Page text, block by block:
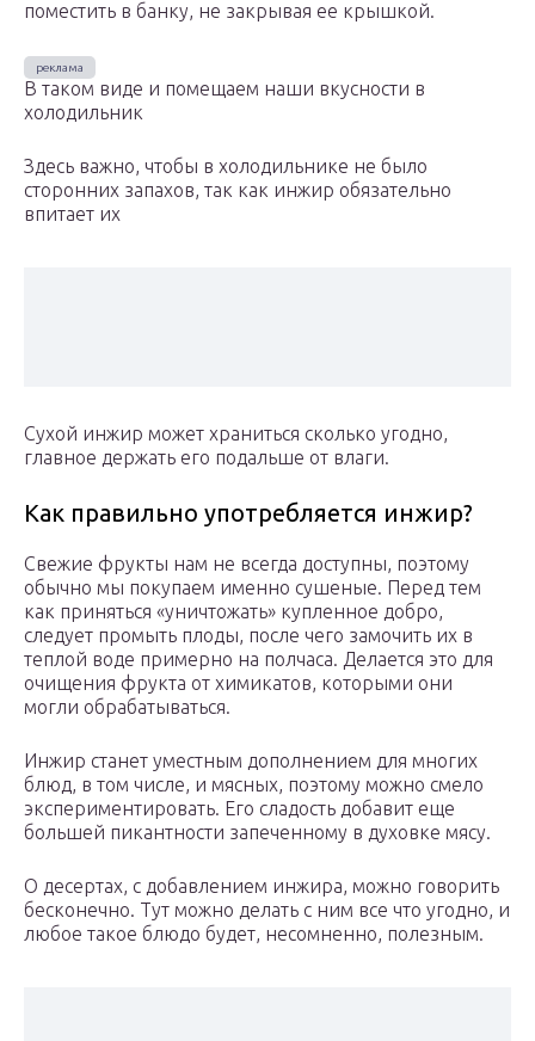
поместить в банку, не закрывая ее крышкой.
В таком виде и помещаем наши вкусности в
холодильник
Здесь важно, чтобы в холодильнике не было
сторонних запахов, так как инжир обязательно
впитает их
Сухой инжир может храниться сколько угодно,
главное держать его подальше от влаги.
Как правильно употребляется инжир?
Свежие фрукты нам не всегда доступны, поэтому
обычно мы покупаем именно сушеные. Перед тем
как приняться «уничтожать» купленное добро,
следует промыть плоды, после чего замочить их в
теплой воде примерно на полчаса. Делается это для
очищения фрукта от химикатов, которыми они
могли обрабатываться.
Инжир станет уместным дополнением для многих
блюд, в том числе, и мясных, поэтому можно смело
экспериментировать. Его сладость добавит еще
большей пикантности запеченному в духовке мясу.
О десертах, с добавлением инжира, можно говорить
бесконечно. Тут можно делать с ним все что угодно, и
любое такое блюдо будет, несомненно, полезным.